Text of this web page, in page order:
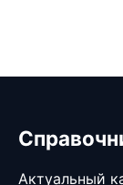
Актуальный